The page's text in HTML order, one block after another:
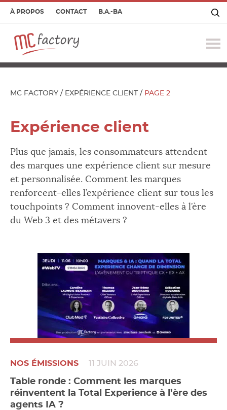
À PROPOS CONTACT B.A.-BA
le
MC FACTORY / EXPÉRIENCE CLIENT / PAGE 2
Expérience client
Plus que jamais, les consommateurs attendent
des marques une expérience client sur mesure
et personnalisée. Comment les marques
renforcent-elles l’expérience client sur tous les
touchpoints ? Comment innovent-elles à l’ère
du Web 3 et des métavers ?
NOS ÉMISSIONS 11 JUIN 2026
Table ronde : Comment les marques
réinventent la Total Experience à l’ère des
agents IA ?